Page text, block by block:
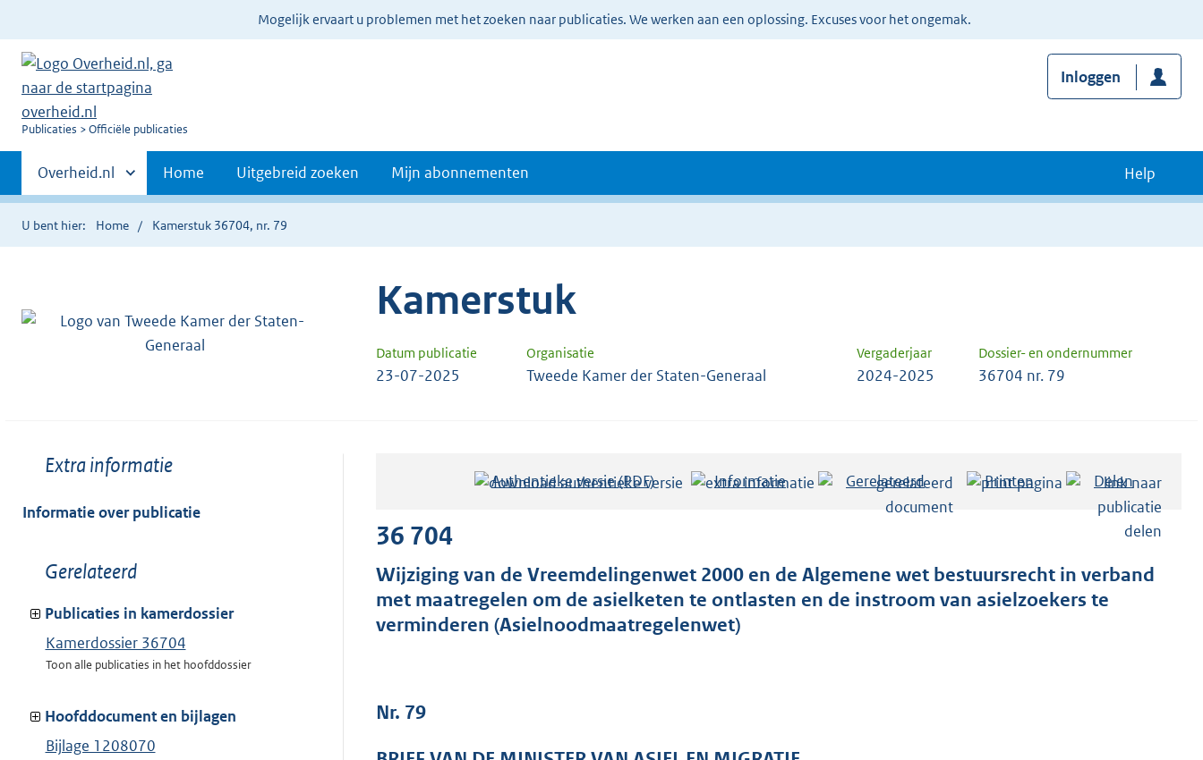
informatie:
Mogelijk ervaart u problemen met het zoeken naar publicaties. We werken aan een oplossing. Excuses voor het ongemak.
U
Publicaties Officiële publicaties
Inloggen
Primaire
navigatie
Andere
sites
binnen
Overheid.nl Home Uitgebreid zoeken Mijn abonnementen Help
U bent hier: Home Kamerstuk 36704, nr. 79
Kamerstuk
Datum publicatie Organisatie Vergaderjaar Dossier- en ondernummer
23-07-2025 Tweede Kamer der Staten-Generaal 2024-2025 36704 nr. 79
Toon
van:
Extra informatie
Informatie over publicatie
Toon
van:
Gerelateerd
Publicaties in kamerdossier
Kamerdossier 36704
Toon alle publicaties in het hoofddossier
Hoofddocument en bijlagen
Bijlage 1208070
Authentieke versie (PDF)b
a
n
d
Informatie Gerelateerd Printen Delen
36 704
Wijziging van de Vreemdelingenwet 2000 en de Algemene wet bestuursrecht in verband
met maatregelen om de asielketen te ontlasten en de instroom van asielzoekers te
verminderen (Asielnoodmaatregelenwet)
Nr. 79